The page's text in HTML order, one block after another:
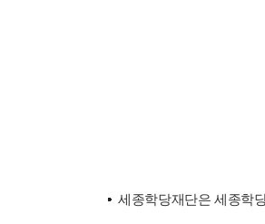
세종학당재단은 세종학